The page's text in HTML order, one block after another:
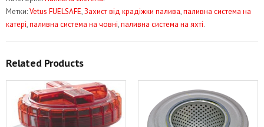
крадіжки
палива
Метки:Vetus FUELSAFE,Захист від крадіжки палива,паливна система на
катері,паливна система на човні,паливна система на яхті.
Related Products